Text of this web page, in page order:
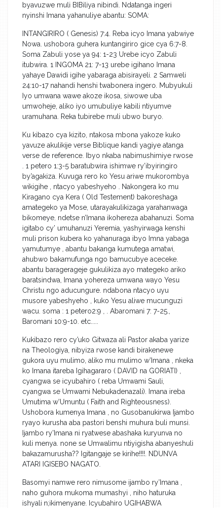
byavuzwe muli BIBiliya nibindi. Ndatanga ingeri
nyinshi Imana yahanuliye abantu: SOMA:
INTANGIRIRO ( Genesis) 7:4. Reba icyo Imana yabwiye
Nowa. ushobora guhera kuntangiriro gice cya 6:7-8.
Soma Zabuli yose ya 94: 1-23 Urebe icyo Zabuli
itubwira. 1 INGOMA 21: 7-13 urebe igihano Imana
yahaye Dawidi igihe yabaraga abisirayeli. 2 Samweli
24:10-17 nahandi henshi twabonera ingero. Mubyukuli
Iyo umwana wawe akoze ikosa, siwowe uba
umwoheje, aliko iyo umubuliye kabili ntiyumve
uramuhana. Reka tubirebe muli ubwo buryo.
Ku kibazo cya kizito, ntakosa mbona yakoze kuko
yavuze akulikije verse Biblique kandi yagiye atanga
verse de reference. Ibyo nkaba nabimushimiye rwose
. 1 petero 1:3-5 baratubwira ishimwe ry’ibyiringiro
by’agakiza. Kuvuga rero ko Yesu ariwe mukorombya
wikigihe , ntacyo yabeshyeho . Nakongera ko mu
Kiragano cya Kera ( Old Testement) bakoreshaga
amategeko ya Mose, utarayakulikizaga yarahanwaga
bikomeye, ndetse n’Imana ikohereza abahanuzi. Soma
igitabo cy’ umuhanuzi Yeremia, yashyirwaga kenshi
muli prison kubera ko yahanuraga ibyo Imna yabaga
yamutumye , abantu bakanga kumutega amatwi,
ahubwo bakamufunga ngo bamucubye aceceke.
abantu baragerageje gukulikiza ayo mategeko ariko
baratsindwa, Imana yohereza umwana wayo Yesu
Christu ngo aducungure. ndabona ntacyo uyu
musore yabeshyeho , kuko Yesu aliwe mucunguzi
wacu. soma : 1 petero2:9 , . Abaromani 7: 7-25.,
Baromani 10:9-10. etc.....
Kukibazo rero cy’uko Gitwaza ali Pastor akaba yarize
na Theologiya, nibyiza rwose kandi birakenewe
gukora uyu mulimo, aliko mu mulimo w’Imana , nkeka
ko Imana itareba Igihagararo ( DAVID na GORIATI) ,
cyangwa se icyubahiro ( reba Umwami Sauli,
cyangwa se Umwami Nebukadenazali). Imana ireba
Umutima w’Umuntu ( Faith and Righteousness).
Ushobora kumenya Imana , no Gusobanukirwa Ijambo
ryayo kurusha aba pastori benshi muhura buli munsi.
Ijambo ry’Imana ni ryatwese abashaka kuryunva no
kuli menya. none se Umwalimu ntiyigisha abanyeshuli
bakazamurusha?? Igitangaje se kirihe!!!!. NDUNVA
ATARI IGISEBO NAGATO.
Basomyi namwe rero nimusome ijambo ry’Imana ,
naho guhora mukoma mumashyi , niho haturuka
ishyali n;ikimenyane. Icyubahiro UGIHABWA